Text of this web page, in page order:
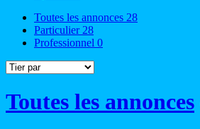
Toutes les annonces 28
Particulier 28
Professionnel 0
Toutes les annonces